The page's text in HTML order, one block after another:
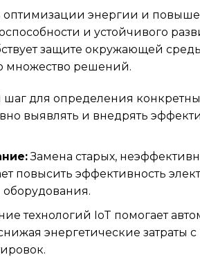
энергии и
и устойчивого
защите окружающей
множество решений.
для определения
выявлять и внедрять
Замена старых,
повысить эффективность
технологий IoT помогает
энергетические затраты